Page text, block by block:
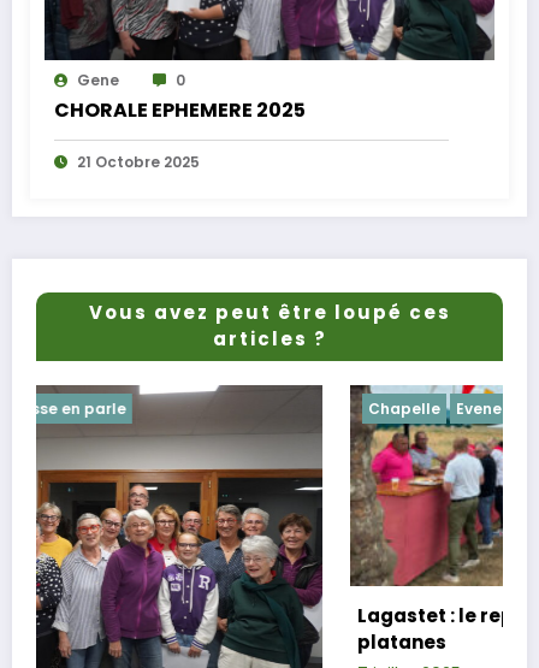
Gene 0
CHORALE EPHEMERE 2025
21 Octobre 2025
Vous avez peut être loupé ces
articles ?
Chapelle
Lagastet : le repas champêtre réussi
platanes